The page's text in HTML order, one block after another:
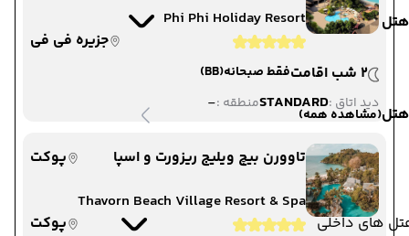
هتل
هتل(مشاهده همه)
های داخلی
Phi Phi Holiday Resort
جزیره فی فی
2 شب اقامت
فقط صبحانه(BB)
دید اتاق :STANDARDمنطقه :-
تاوورن بیچ ویلیج ریزورت و اسپا
پوکت
Thavorn Beach Village Resort & Spa
پوکت